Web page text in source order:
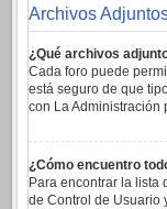
Archivos
¿Qué archivos
Cada foro puede
está seguro de que
con La Administración
¿Cómo encuentro
Para encontrar la lista
de Control de Usuario